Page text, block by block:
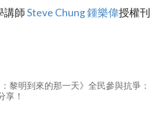
講師Steve Chung 鍾樂偉授權刊
黎明到來的那一天》全民參與抗爭：
享！